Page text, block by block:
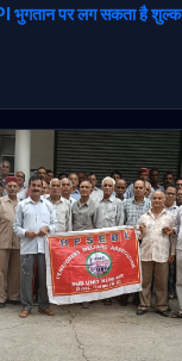
पर लग सकता है